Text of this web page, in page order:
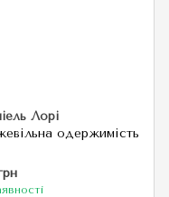
Лорі
одержимість